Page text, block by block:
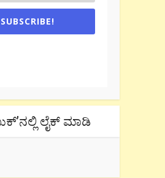
SUBSCRIBE!
ಲೈಕ್ ಮಾಡಿ